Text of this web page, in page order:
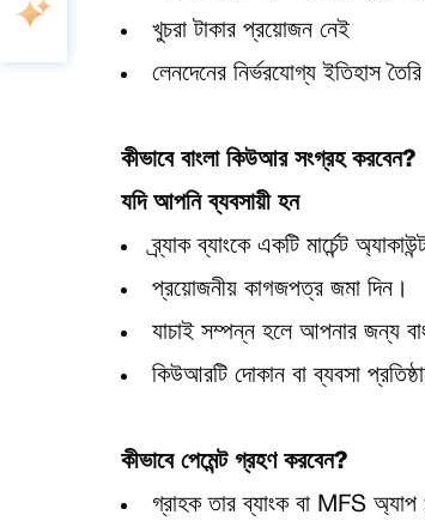
খুচরা টাকার প্রয়োজন নেই
লেনদেনের নির্ভরযোগ্য ইতিহাস
কীভাবে বাংলা কিউআর সংগ্রহ করবেন?
যদি আপনি ব্যবসায়ী হন
ব্র্যাক ব্যাংকে একটি মার্চেন্ট
প্রয়োজনীয় কাগজপত্র জমা দিন।
যাচাই সম্পন্ন হলে আপনার জন্য
কিউআরটি দোকান বা ব্যবসা
কীভাবে পেমেন্ট গ্রহণ করবেন?
গ্রাহক তার ব্যাংক বা MFS অ্যাপ